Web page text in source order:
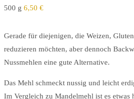
500 g 6,50 €
Gerade für diejenigen, die Weizen,
reduzieren möchten, aber dennoch
Nussmehlen eine gute Alternative.
Das Mehl schmeckt nussig und leicht
Im Vergleich zu Mandelmehl ist es etwas